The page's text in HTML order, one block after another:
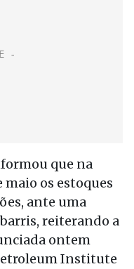
que na
maio os estoques
ante uma
reiterando a
ontem
Institute